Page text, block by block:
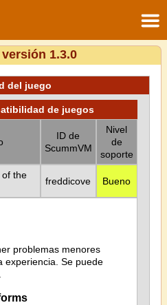
1.3.0
del juego
de juegos
ID de
ScummVM
Nivel
de
soporte
the
freddicove Bueno
problemas menores
experiencia. Se puede